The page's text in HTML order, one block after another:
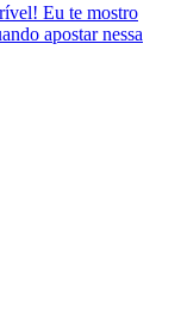
Eu te mostro
apostar nessa